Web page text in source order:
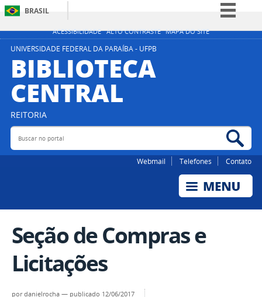
ACESSIBILIDADE ALTO CONTRASTE MAPA DO SITE
BRASIL
Simplifique!
UNIVERSIDADE FEDERAL DA PARAÍBA - UFPB
BIBLIOTECA
CENTRAL
REITORIA
Buscar no portal
Webmail Telefones Contato
Seção de Compras e
Licitações
pordanielrocha — publicado 12/06/2017